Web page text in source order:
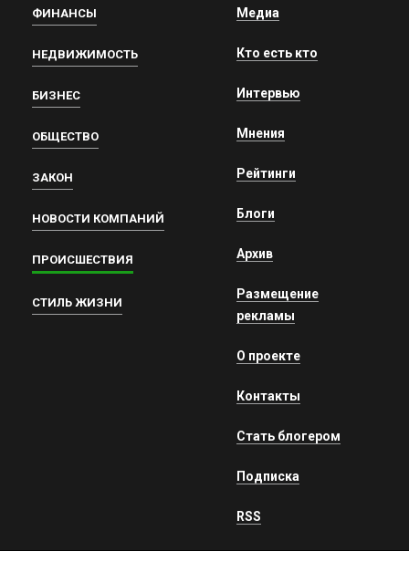
ФИНАНСЫ
НЕДВИЖИМОСТЬ
БИЗНЕС
ОБЩЕСТВО
ЗАКОН
НОВОСТИ КОМПАНИЙ
ПРОИСШЕСТВИЯ
СТИЛЬ ЖИЗНИ
Медиа
Кто есть кто
Интервью
Мнения
Рейтинги
Блоги
Архив
Размещение
рекламы
О проекте
Контакты
Стать блогером
Подписка
RSS